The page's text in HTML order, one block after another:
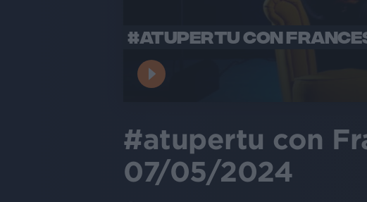
#ATUPERTU CON
#atupertu con
07/05/2024